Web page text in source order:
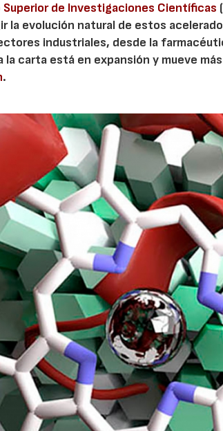
Superior de Investigaciones Científicas
la evolución natural de estos
industriales, desde la
la carta está en expansión y mueve
.